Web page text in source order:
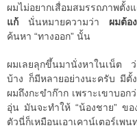
ผมไม่อยากเสื่อมสมรรถภาพตั้ง
แก้ นั่นหมายความว่า ผมต้อ
ค้นหา “ทางออก” นั้น
ผมเลยลุกขึ้นมานั่งหาในเน็ต
บ้าง ก็มีหลายอย่างนะครับ มีตั้
ผมถึงกะขำก๊าก เพราะเขาบอ
อุ่น มันจะทำให้ “น้องชาย” ข
ตัวนี่ก็เหมือนเอาเคาน์เตอร์เ